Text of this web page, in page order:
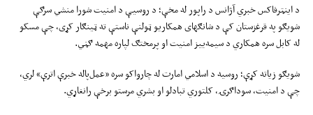
د اینټرفاکس خبري آژانس د راپور له مخې؛ د روسیې د امنیت شورا منشي سرګې
شویګو په قرغزستان کې د شانګهای همکاریو ټولنې ناستې ته ټینګار کړی، چې مسکو
له کابل سره همکاري د سیمه‌ییز امنیت او پرمختګ لپاره مهمه ګڼي.
شویګو زیاته کړې؛ روسیه د اسلامي امارت له چارواکو سره «عمل‌پاله خبرې اترې» لري،
چې د امنیت، سوداګرۍ، کلتوري تبادلو او بشري مرستو برخې رانغاړي.